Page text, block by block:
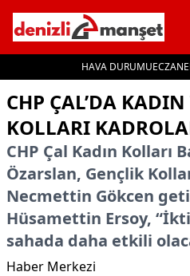
HAVA DURUMU
CHP ÇAL’DA
KOLLARI
CHP Çal Kadın Kolları
Özarslan, Gençlik
Necmettin Gökcen
Hüsamettin Ersoy,
sahada daha etkili
Haber Merkezi